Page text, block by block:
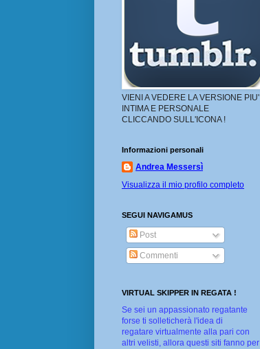
VIENI A VEDERE LA VERSIONE PIU'
INTIMA E PERSONALE
CLICCANDO SULL'ICONA !
Informazioni personali
Andrea Messersì
Visualizza il mio profilo completo
SEGUI NAVIGAMUS
Post
Commenti
VIRTUAL SKIPPER IN REGATA !
Se sei un appassionato regatante
forse ti solleticherà l'idea di
regatare virtualmente alla pari con
altri velisti, allora questi siti fanno per